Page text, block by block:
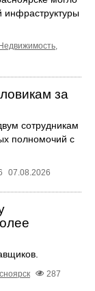
Недвижимость,
за
сотрудникам
полномочий с
07.08.2026
287